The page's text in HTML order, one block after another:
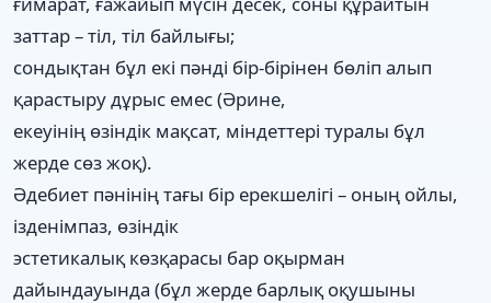
заттар – тіл, тіл байлығы;
сондықтан бұл екі пәнді бір-бірінен бөліп алып
қарастыру дұрыс емес (Әрине,
екеуінің өзіндік мақсат, міндеттері туралы бұл
жерде сөз жоқ).
Әдебиет пәнінің тағы бір ерекшелігі – оның ойлы,
ізденімпаз, өзіндік
эстетикалық көзқарасы бар оқырман
дайындауында (бұл жерде барлық оқушыны